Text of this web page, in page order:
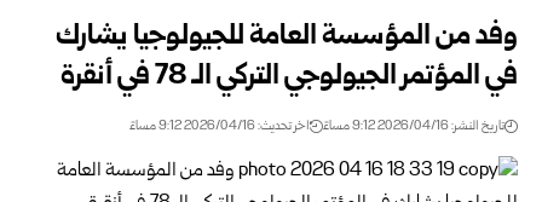
وفد من المؤسسة العامة للجيولوجيا يشارك
في المؤتمر الجيولوجي التركي الـ 78 في أنقرة
تاريخ النشر: 2026/04/16 9:12 مساءً اخر تحديث: 2026/04/16 9:12 مساءً